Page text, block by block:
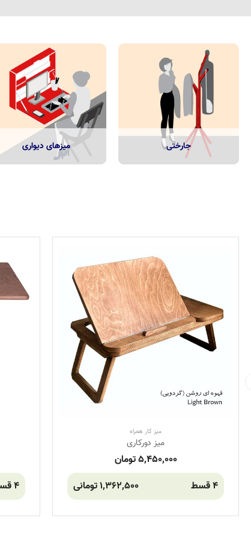
میزهای دیواری جارختی
میز کار همراه
میز دورکاری
5,450,000 تومان
4 قسط
1,362,500 تومانی
4 قسط